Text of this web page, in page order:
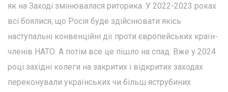
як на Заході змінювалася риторика. У 2022-2023 роках
всі боялися, що Росія буде здійснювати якісь
наступальні конвенційні дії проти європейських країн-
членів НАТО. А потім все це пішло на спад. Вже у 2024
році західні колеги на закритих і відкритих заходах
переконували українських чи більш яструбиних